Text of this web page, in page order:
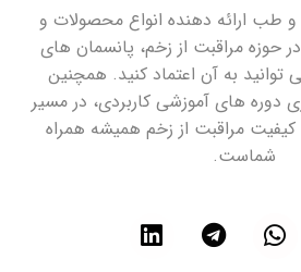
و طب ارائه دهنده انواع محصولات و
حوزه مراقبت از زخم، پانسمان های
توانید به آن اعتماد کنید. همچنین
دوره های آموزشی کاربردی، در مسیر
کیفیت مراقبت از زخم همیشه همراه
شماست.